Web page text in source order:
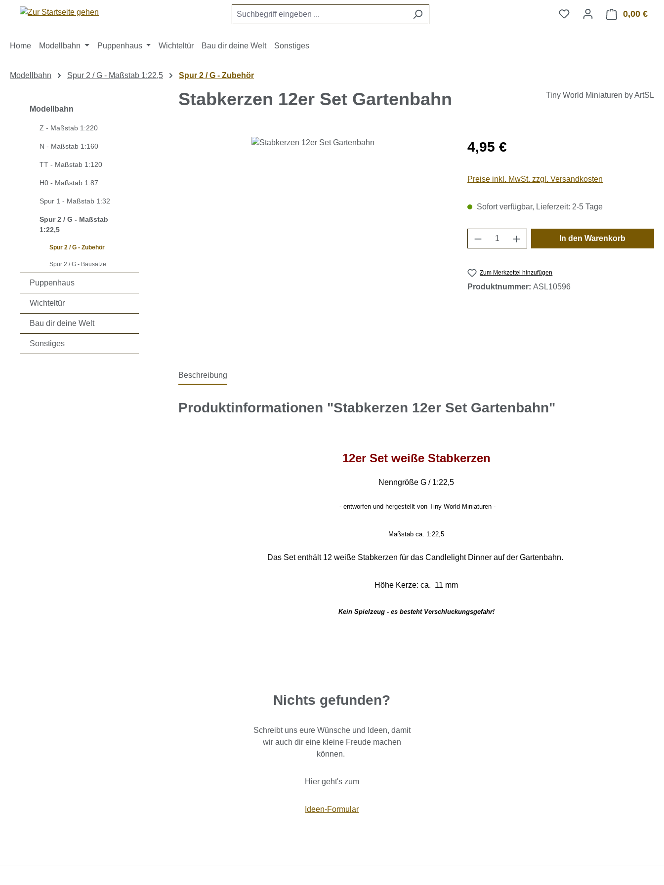
Hauptinhalt springen
Zur Suche springen
Zur Hauptnavigation springen 0,00 €
Home Modellbahn Puppenhaus Wichteltür Bau dir deine Welt Sonstiges
Modellbahn Spur 2 / G - Maßstab 1:22,5 Spur 2 / G - Zubehör
Modellbahn
Z - Maßstab 1:220
N - Maßstab 1:160
TT - Maßstab 1:120
H0 - Maßstab 1:87
Spur 1 - Maßstab 1:32
Spur 2 / G - Maßstab
1:22,5
Spur 2 / G - Zubehör
Spur 2 / G - Bausätze
Puppenhaus
Wichteltür
Bau dir deine Welt
Sonstiges
Stabkerzen 12er Set Gartenbahn Tiny World Miniaturen by ArtSL
Bildergalerie überspringen Regulärer Preis:
4,95 €
Preise inkl. MwSt. zzgl. Versandkosten
Sofort verfügbar, Lieferzeit: 2-5 Tage
Produkt Anzahl: Gib den
In den Warenkorb
Zum Merkzettel hinzufügen
Produktnummer:ASL10596
Beschreibung
Produktinformationen "Stabkerzen 12er Set Gartenbahn"
12er Set weiße Stabkerzen
Nenngröße G / 1:22,5
- entworfen und hergestellt von Tiny World Miniaturen -
Maßstab ca. 1:22,5
Das Set enthält 12 weiße Stabkerzen für das Candlelight Dinner auf der Gartenbahn.
Höhe Kerze: ca. 11 mm
Kein Spielzeug - es besteht Verschluckungsgefahr!
Nichts gefunden?
Schreibt uns eure Wünsche und Ideen, damit
wir auch dir eine kleine Freude machen
können.
Hier geht's zum
Ideen-Formular